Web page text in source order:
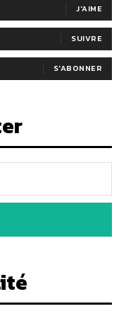
J'AIME
SUIVRE
S'ABONNER